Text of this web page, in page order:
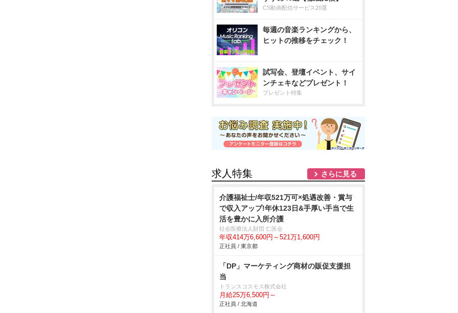
CS動画配信サービス20選
毎週の音楽ランキングから、
ヒットの推移をチェック！
試写会、登壇イベント、サイ
ンチェキなどプレゼント！
プレゼント特集
求人特集 さらに見る
介護福祉士/年収521万可×処遇改善・賞与
で収入アップ!年休123日&手厚い手当で生
活を豊かに入所介護
社会医療法人財団 仁医会
年収414万6,600円～521万1,600円
正社員 / 東京都
「DP」マーケティング商材の販促支援担
当
トランスコスモス株式会社
月給25万6,500円～
正社員 / 北海道